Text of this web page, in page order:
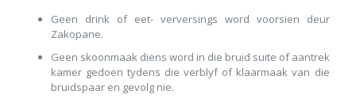
Geen drink of eet- verversings word voorsien deur
Zakopane.
Geen skoonmaak diens word in die bruid suite of aantrek
kamer gedoen tydens die verblyf of klaarmaak van die
bruidspaar en gevolg nie.